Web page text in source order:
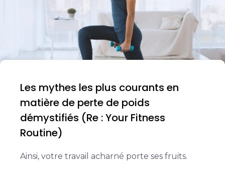
Les mythes les plus courants en
matière de perte de poids
démystifiés (Re : Your Fitness
Routine)
Ainsi, votre travail acharné porte ses fruits.